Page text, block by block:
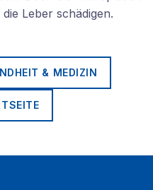
Leber schädigen.
& MEDIZIN